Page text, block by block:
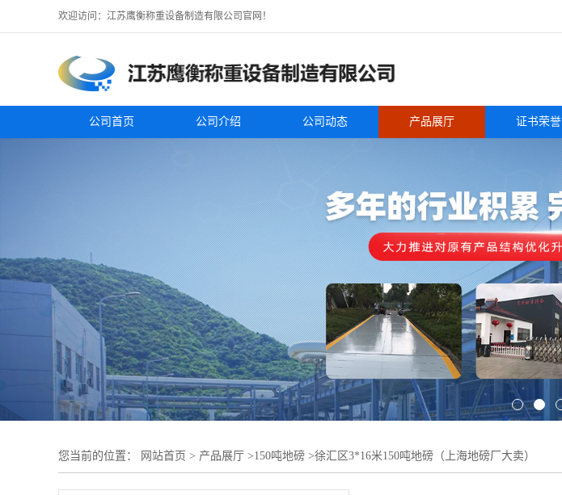
欢迎访问：江苏鹰衡称重设备制造有限公司官网！
公司首页 公司介绍 公司动态 产品展厅 证书荣誉
您当前的位置： 网站首页 > 产品展厅 >150吨地磅 >徐汇区3*16米150吨地磅（上海地磅厂大卖）